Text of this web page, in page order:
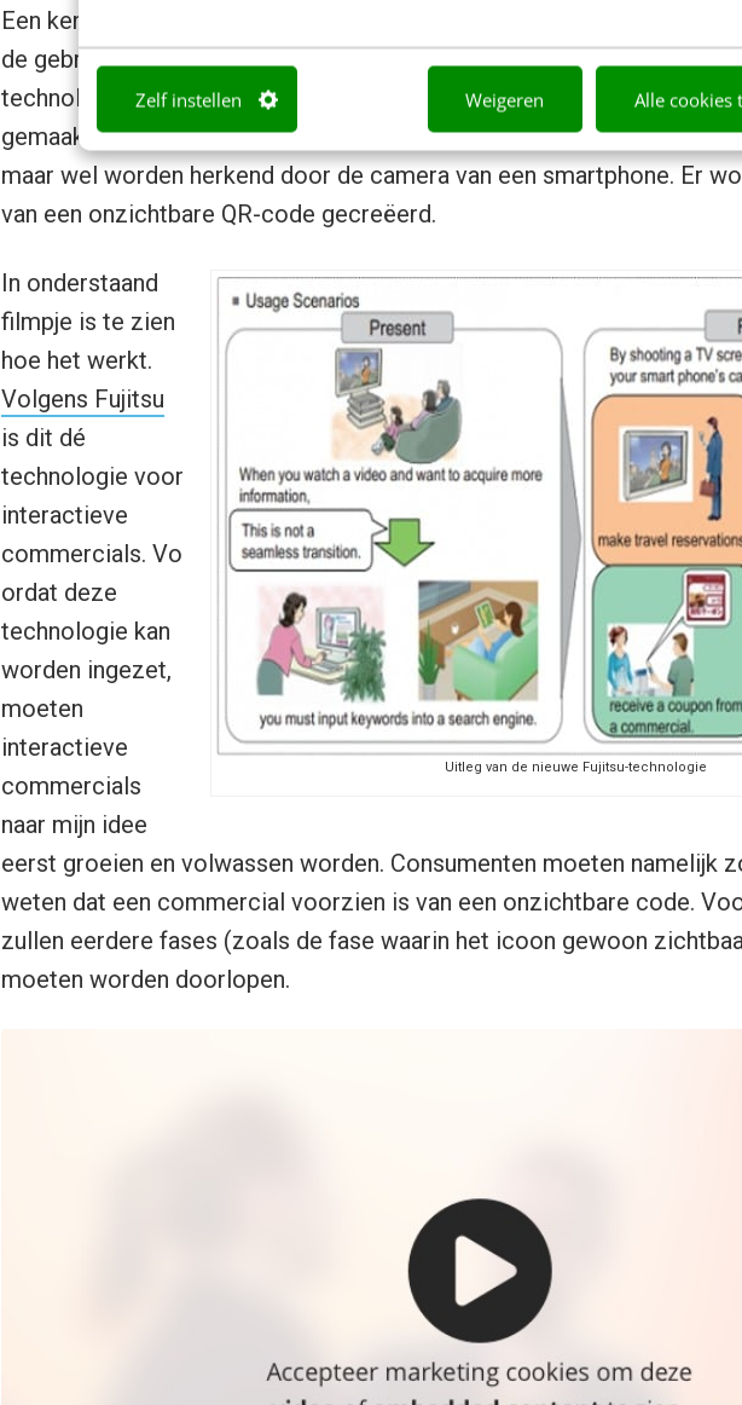
Zelf instellen Weigeren Alle cookies
Een kenmerk van interactieve QR en Augmented Reality in
de gebruiker moet scannen om de interactie aan te gaan. Fujitsu heeft
technologie gelanceerd waarbij deze iconen niet noodzakelijk zijn.
gemaakt van lichtsignalen, die niet door het menselijk oog kunnen
maar wel worden herkend door de camera van een smartphone. Er
van een onzichtbare QR-code gecreëerd.
Uitleg van de nieuwe Fujitsu-technologie
In onderstaand
filmpje is te zien
hoe het werkt.
Volgens Fujitsu
is dit dé
technologie voor
interactieve
commercials. Vo
ordat deze
technologie kan
worden ingezet,
moeten
interactieve
commercials
naar mijn idee
eerst groeien en volwassen worden. Consumenten moeten namelijk
weten dat een commercial voorzien is van een onzichtbare code.
zullen eerdere fases (zoals de fase waarin het icoon gewoon
moeten worden doorlopen.